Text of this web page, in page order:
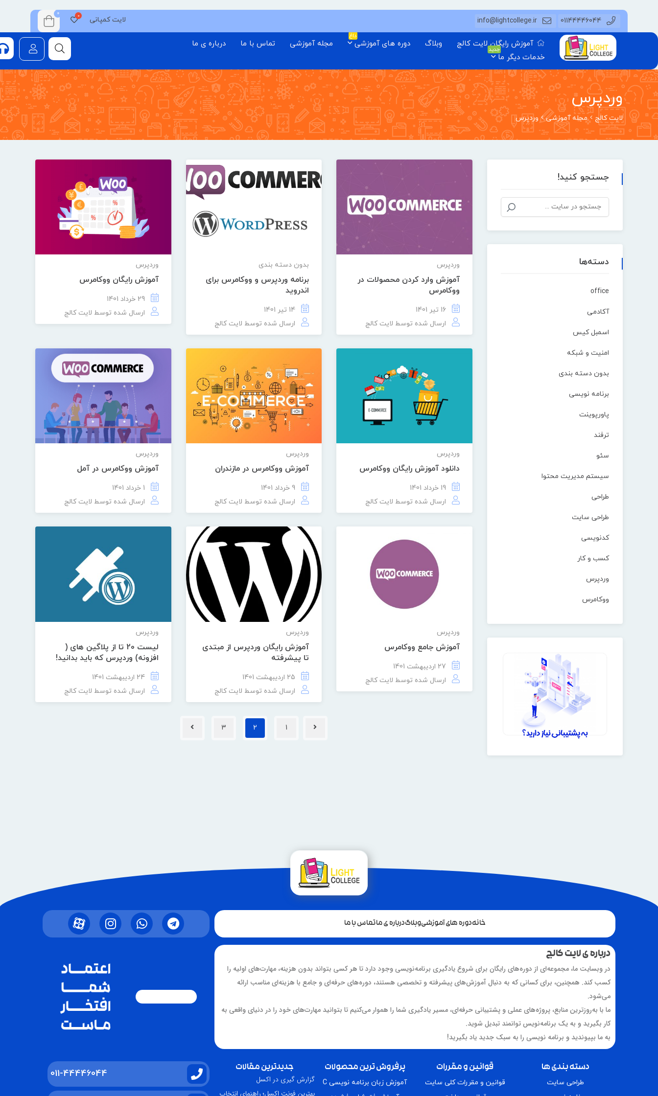
01144446044
info@lightcollege.ir لایت کمپانی
0
آموزش رایگان لایت کالج وبلاگ دوره های آموزشی
داغ
مجله آموزشی تماس با ما
درباره ی ما
خدمات دیگر ما
جدید
وردپرس
لایت کالج مجله آموزشی وردپرس
وردپرس
آموزش وارد کردن محصولات در
ووکامرس
16 تیر 1401
ارسال شده توسط لایت کالج
بدون دسته بندی
برنامه وردپرس و ووکامرس برای
اندروید
ارسال شده توسط لایت کالج
وردپرس
آموزش رایگان ووکامرس
ارسال شده توسط لایت کالج
وردپرس
دانلود آموزش رایگان ووکامرس
ارسال شده توسط لایت کالج
وردپرس
آموزش ووکامرس در مازندران
ارسال شده توسط لایت کالج
وردپرس
آموزش ووکامرس در آمل
ارسال شده توسط لایت کالج
وردپرس
آموزش جامع ووکامرس
ارسال شده توسط لایت کالج
وردپرس
آموزش رایگان وردپرس از مبتدی
تا پیشرفته
ارسال شده توسط لایت کالج
وردپرس
لیست 20 تا از پلاگین های (
افزونه) وردپرس که باید بدانید!
24 اردیبهشت 1401
ارسال شده توسط لایت کالج
1
2
3
جستجو کنید!
دسته‌ها
office
آکادمی
اسمبل کیس
امنیت و شبکه
بدون دسته بندی
برنامه نویسی
پاورپوینت
ترفند
سئو
سیستم مدیریت محتوا
طراحی
طراحی سایت
کدنویسی
کسب و کار
وردپرس
ووکامرس
خانهدوره های آموزشیوبلاگدرباره ی ماتماس با ما
درباره ی لایت کالج
در وبسایت ما، مجموعه‌ای از دوره‌های رایگان برای شروع یادگیری برنامه‌نویسی وجود دارد تا هر کسی بتواند بدون هزینه، مهارت‌های اولیه را
کسب کند. همچنین، برای کسانی که به دنبال آموزش‌های پیشرفته و تخصصی هستند، دوره‌های حرفه‌ای و جامع با هزینه‌ای مناسب ارائه
می‌شود.
ما با به‌روزترین منابع، پروژه‌های عملی و پشتیبانی حرفه‌ای، مسیر یادگیری شما را هموار می‌کنیم تا بتوانید مهارت‌های خود را در دنیای واقعی به
کار بگیرید و به یک برنامه‌نویس توانمند تبدیل شوید.
به ما بپیوندید و برنامه نویسی را به سبک جدید یاد بگیرید!
دسته بندی ها
طراحی سایت
قوانین و مقررات
قوانین و مقررات کلی سایت
پرفروش ترین محصولات
آموزش زبان برنامه نویسی C
جدیدترین مقالات
گزارش گیری در اکسل
بهترین فونت اکسل؛ راهنمای انتخاب
011-44446044